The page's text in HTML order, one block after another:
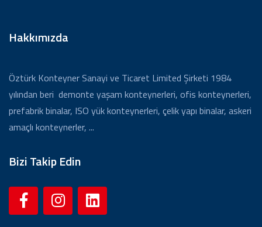
Hakkımızda
Öztürk Konteyner Sanayi ve Ticaret Limited Şirketi 1984
yılından beri demonte yaşam konteynerleri, ofis konteynerleri,
prefabrik binalar, ISO yük konteynerleri, çelik yapı binalar, askeri
amaçlı konteynerler, ...
Bizi Takip Edin